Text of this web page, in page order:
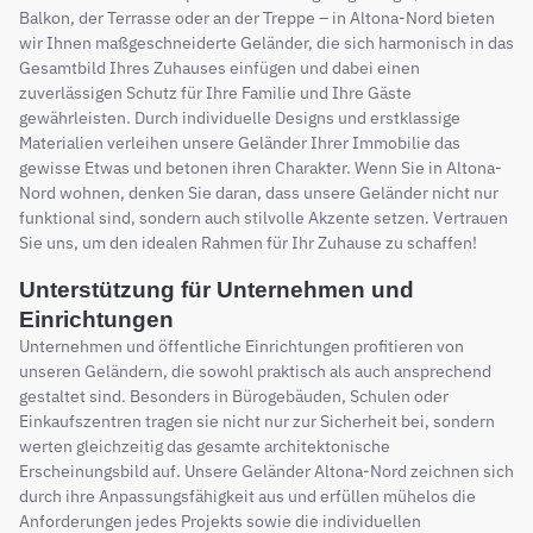
Balkon, der Terrasse oder an der Treppe – in Altona-Nord bieten
wir Ihnen maßgeschneiderte Geländer, die sich harmonisch in das
Gesamtbild Ihres Zuhauses einfügen und dabei einen
zuverlässigen Schutz für Ihre Familie und Ihre Gäste
gewährleisten. Durch individuelle Designs und erstklassige
Materialien verleihen unsere Geländer Ihrer Immobilie das
gewisse Etwas und betonen ihren Charakter. Wenn Sie in Altona-
Nord wohnen, denken Sie daran, dass unsere Geländer nicht nur
funktional sind, sondern auch stilvolle Akzente setzen. Vertrauen
Sie uns, um den idealen Rahmen für Ihr Zuhause zu schaffen!
Unterstützung für Unternehmen und
Einrichtungen
Unternehmen und öffentliche Einrichtungen profitieren von
unseren Geländern, die sowohl praktisch als auch ansprechend
gestaltet sind. Besonders in Bürogebäuden, Schulen oder
Einkaufszentren tragen sie nicht nur zur Sicherheit bei, sondern
werten gleichzeitig das gesamte architektonische
Erscheinungsbild auf. Unsere Geländer Altona-Nord zeichnen sich
durch ihre Anpassungsfähigkeit aus und erfüllen mühelos die
Anforderungen jedes Projekts sowie die individuellen